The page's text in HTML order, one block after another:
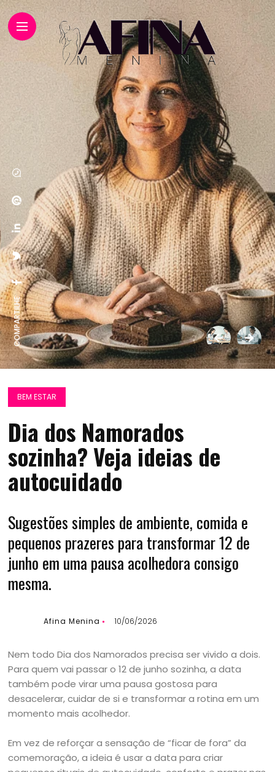
COMPARTILHE:
BEM ESTAR
Dia dos Namorados
sozinha? Veja ideias de
autocuidado
Sugestões simples de ambiente, comida e
pequenos prazeres para transformar 12 de
junho em uma pausa acolhedora consigo
mesma.
Afina Menina 10/06/2026
Nem todo Dia dos Namorados precisa ser vivido a dois.
Para quem vai passar o 12 de junho sozinha, a data
também pode virar uma pausa gostosa para
desacelerar, cuidar de si e transformar a rotina em um
momento mais acolhedor.
Em vez de reforçar a sensação de “ficar de fora” da
comemoração, a ideia é usar a data para criar